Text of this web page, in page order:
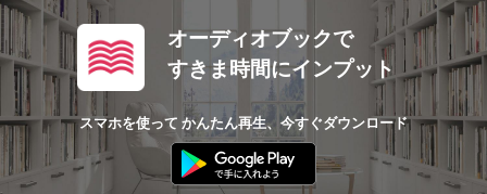
オーディオブックで
すきま時間にインプット
スマホを使って かんたん再生、今すぐダウンロード